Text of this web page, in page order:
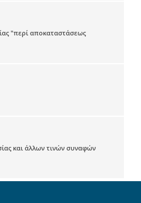
"περί αποκαταστάσεως
και άλλων τινών συναφών